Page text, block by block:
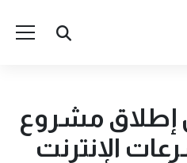
إطلاق مشروع
الإنترنت